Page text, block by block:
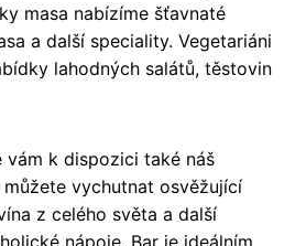
masa nabízíme šťavnaté
a další speciality. Vegetariáni
lahodných salátů, těstovin
vám k dispozici také náš
vychutnat osvěžující
z celého světa a další
nápoje. Bar je ideálním